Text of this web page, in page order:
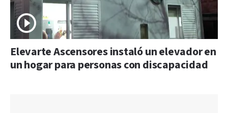
Elevarte Ascensores instaló un elevador en
un hogar para personas con discapacidad